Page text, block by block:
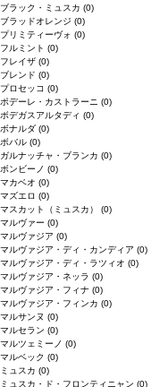
ブラック・ミュスカ (0)
ブラッドオレンジ (0)
プリミティーヴォ (0)
フルミント (0)
フレイザ (0)
ブレンド (0)
プロセッコ (0)
ポデーレ・カストラーニ (0)
ボデガスアルタディ (0)
ボナルダ (0)
ボバル (0)
ガルナッチャ・ブランカ (0)
ボンビーノ (0)
マカベオ (0)
マズエロ (0)
マスカット（ミュスカ） (0)
マルヴァー (0)
マルヴァジア (0)
マルヴァジア・ディ・カンディア (0)
マルヴァジア・ディ・ラツィオ (0)
マルヴァジア・ネッラ (0)
マルヴァジア・フィナ (0)
マルヴァジア・フィンカ (0)
マルサンヌ (0)
マルセラン (0)
マルツェミーノ (0)
マルベック (0)
ミュスカ (0)
ミュスカ・ド・フロンティニャン (0)